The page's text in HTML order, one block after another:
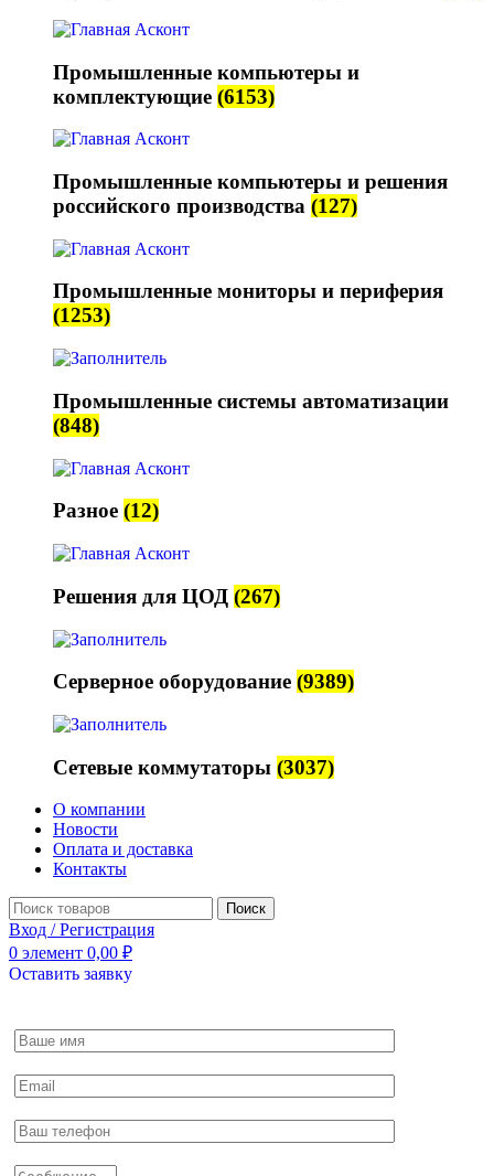
Промышленные компьютеры и
комплектующие (6153)
Промышленные компьютеры и решения
российского производства (127)
Промышленные мониторы и периферия
(1253)
Промышленные системы автоматизации
(848)
Разное (12)
Решения для ЦОД (267)
Серверное оборудование (9389)
Сетевые коммутаторы (3037)
О компании
Новости
Оплата и доставка
Контакты
Поиск
Вход / Регистрация
0 элемент 0,00 ₽
Оставить заявку